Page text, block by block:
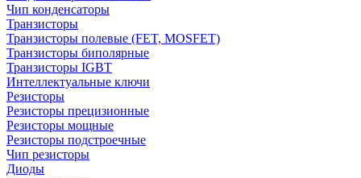
Чип конденсаторы
Транзисторы
Транзисторы полевые (FET, MOSFET)
Транзисторы биполярные
Транзисторы IGBT
Интеллектуальные ключи
Резисторы
Резисторы прецизионные
Резисторы мощные
Резисторы подстроечные
Чип резисторы
Диоды